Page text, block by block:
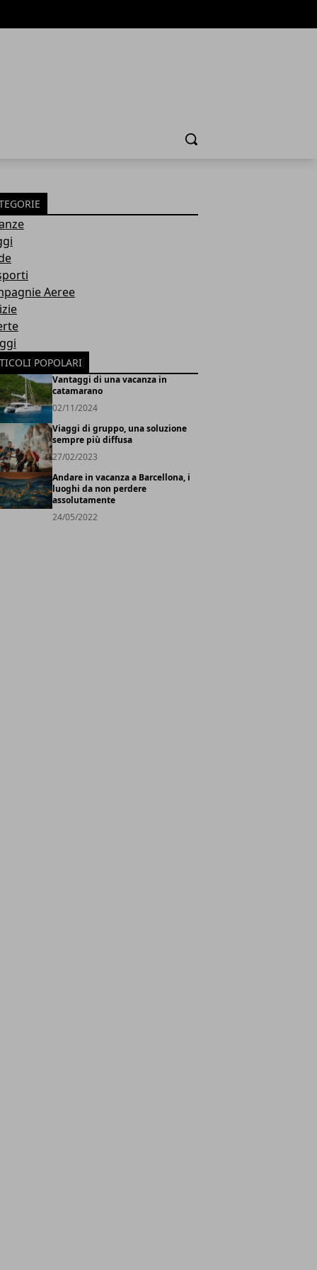
Cerca
Aeree
POPOLARI
Vantaggi di una vacanza in
catamarano
02/11/2024
Viaggi di gruppo, una soluzione
sempre più diffusa
27/02/2023
Andare in vacanza a Barcellona, i
luoghi da non perdere
assolutamente
24/05/2022